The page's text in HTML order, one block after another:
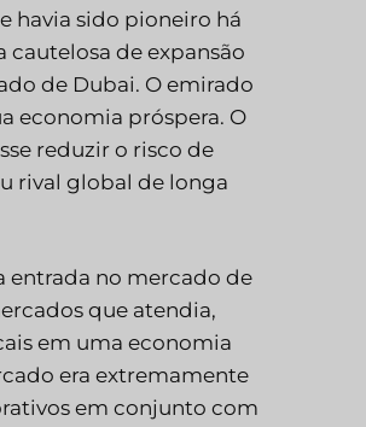
havia sido pioneiro há
cautelosa de expansão
de Dubai. O emirado
economia próspera. O
reduzir o risco de
rival global de longa
entrada no mercado de
que atendia,
em uma economia
era extremamente
em conjunto com